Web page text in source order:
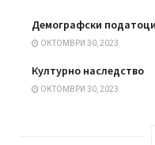
Демографски
ОКТОМВРИ 30, 2023
Културно наследство
ОКТОМВРИ 30, 2023